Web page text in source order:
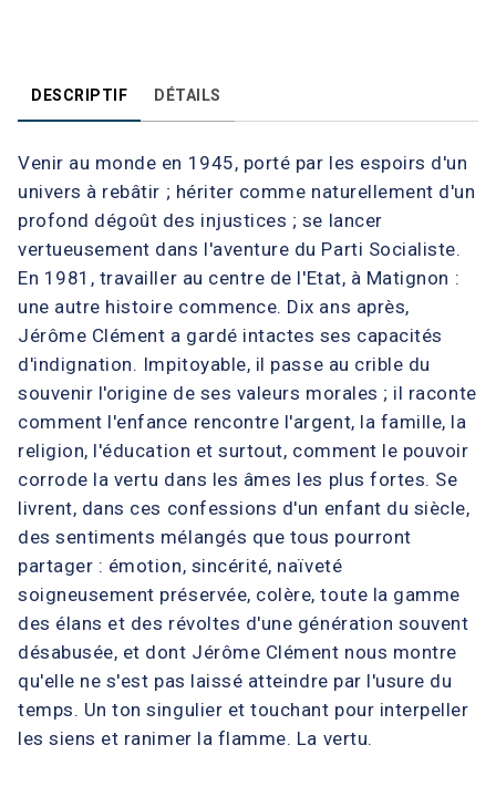
DESCRIPTIF DÉTAILS
Venir au monde en 1945, porté par les espoirs d'un
univers à rebâtir ; hériter comme naturellement d'un
profond dégoût des injustices ; se lancer
vertueusement dans l'aventure du Parti Socialiste.
En 1981, travailler au centre de l'Etat, à Matignon :
une autre histoire commence. Dix ans après,
Jérôme Clément a gardé intactes ses capacités
d'indignation. Impitoyable, il passe au crible du
souvenir l'origine de ses valeurs morales ; il raconte
comment l'enfance rencontre l'argent, la famille, la
religion, l'éducation et surtout, comment le pouvoir
corrode la vertu dans les âmes les plus fortes. Se
livrent, dans ces confessions d'un enfant du siècle,
des sentiments mélangés que tous pourront
partager : émotion, sincérité, naïveté
soigneusement préservée, colère, toute la gamme
des élans et des révoltes d'une génération souvent
désabusée, et dont Jérôme Clément nous montre
qu'elle ne s'est pas laissé atteindre par l'usure du
temps. Un ton singulier et touchant pour interpeller
les siens et ranimer la flamme. La vertu.